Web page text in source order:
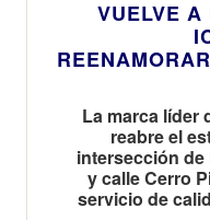
VUELVE A
La marca líder
reabre el
intersección de
y calle Cerro
servicio de